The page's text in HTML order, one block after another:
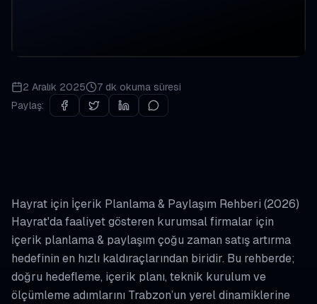
2 Aralık 2025 7 dk okuma süresi
Paylaş:
Hayrat için İçerik Planlama & Paylaşım Rehberi (2026)
Hayrat'da faaliyet gösteren kurumsal firmalar için
i̇çerik planlama & paylaşım çoğu zaman satış artırma
hedefinin en hızlı kaldıraçlarından biridir. Bu rehberde;
doğru hedefleme, içerik planı, teknik kurulum ve
ölçümleme adımlarını Trabzon’un yerel dinamiklerine